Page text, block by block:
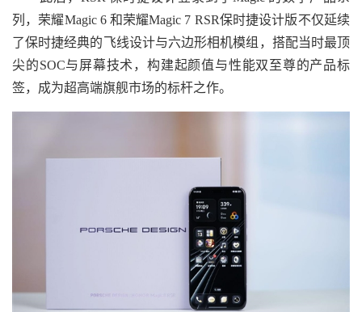
列，荣耀Magic 6 和荣耀Magic 7 RSR保时捷设计版不仅延续
了保时捷经典的飞线设计与六边形相机模组，搭配当时最顶
尖的SOC与屏幕技术，构建起颜值与性能双至尊的产品标
签，成为超高端旗舰市场的标杆之作。